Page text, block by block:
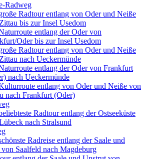
Radweg
Radtour entlang von Oder und Neiße
bis zur Insel Usedom
entlang der Oder von
Oder bis zur Insel Usedom
Radtour entlang von Oder und Neiße
nach Ueckermünde
entlang der Oder von Frankfurt
nach Ueckermünde
entlang von Oder und Neiße von
nach Frankfurt (Oder)
Radtour entlang der Ostseeküste
nach Stralsund
Radreise entlang der Saale und
Saalfeld nach Magdeburg